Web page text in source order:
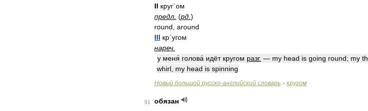
II круг`ом
предл (рд )
round around
III кр`угом
нареч
у меня́ голова́ идёт кругом разг. — my head is going round; my
whirl my head is spinning
Новый большой русско-английский словарь > кругом
91
обязан